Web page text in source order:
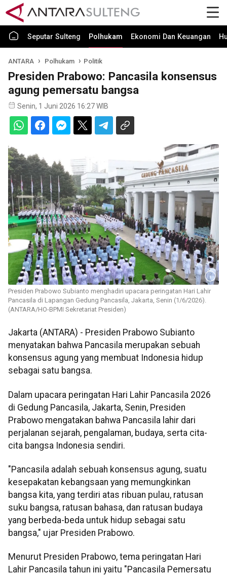
Seputar Sulteng Polhukam Ekonomi Dan Keuangan
ANTARA Polhukam Politik
Presiden Prabowo: Pancasila konsensus
agung pemersatu bangsa
Senin, 1 Juni 2026 16:27 WIB
Presiden Prabowo Subianto menghadiri upacara peringatan Hari Lahir
Pancasila di Lapangan Gedung Pancasila, Jakarta, Senin (1/6/2026).
(ANTARA/HO-BPMI Sekretariat Presiden)
Jakarta (ANTARA) - Presiden Prabowo Subianto
menyatakan bahwa Pancasila merupakan sebuah
konsensus agung yang membuat Indonesia hidup
sebagai satu bangsa.
Dalam upacara peringatan Hari Lahir Pancasila 2026
di Gedung Pancasila, Jakarta, Senin, Presiden
Prabowo mengatakan bahwa Pancasila lahir dari
perjalanan sejarah, pengalaman, budaya, serta cita-
cita bangsa Indonesia sendiri.
"Pancasila adalah sebuah konsensus agung, suatu
kesepakatan kebangsaan yang memungkinkan
bangsa kita, yang terdiri atas ribuan pulau, ratusan
suku bangsa, ratusan bahasa, dan ratusan budaya
yang berbeda-beda untuk hidup sebagai satu
bangsa," ujar Presiden Prabowo.
Menurut Presiden Prabowo, tema peringatan Hari
Lahir Pancasila tahun ini yaitu "Pancasila Pemersatu